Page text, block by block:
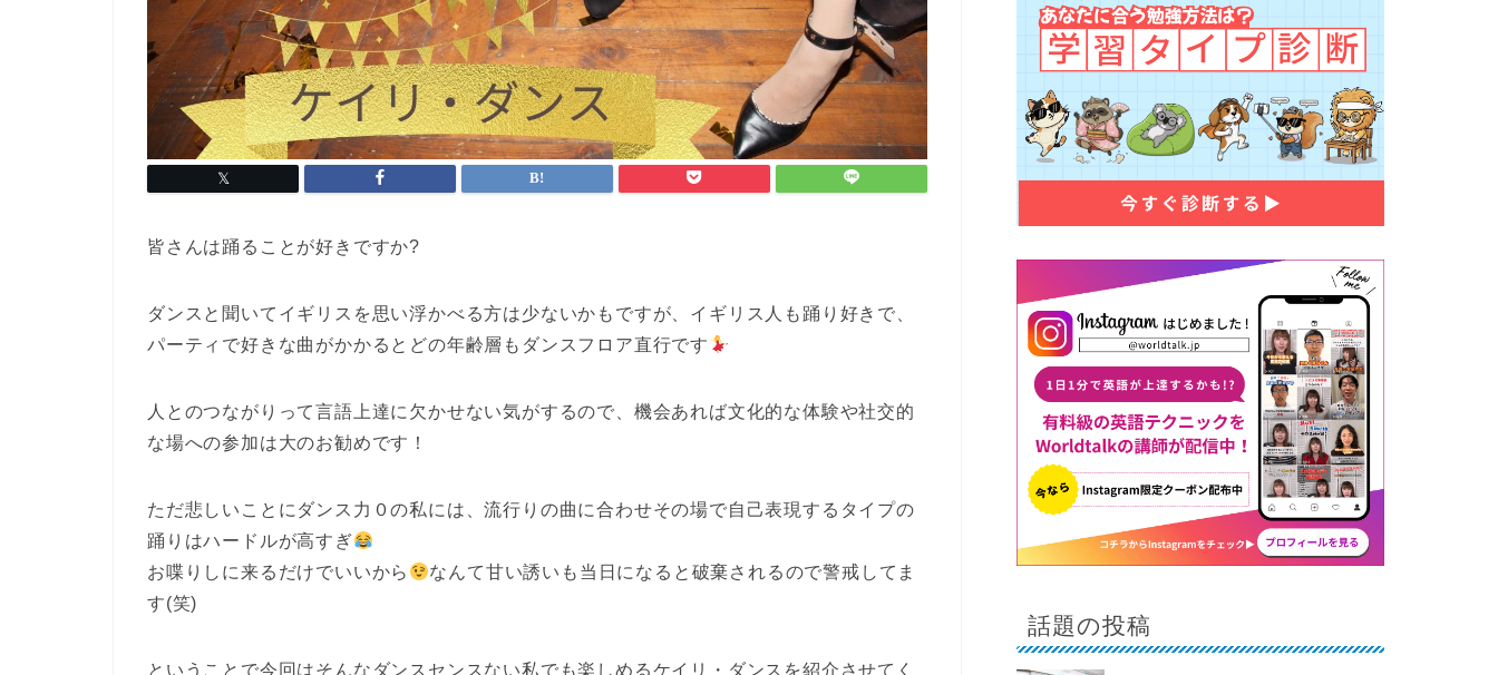
皆さんは踊ることが好きですか?
ダンスと聞いてイギリスを思い浮かべる方は少ないかもですが、イギリス人も踊り好きで、
パーティで好きな曲がかかるとどの年齢層もダンスフロア直行です
人とのつながりって言語上達に欠かせない気がするので、機会あれば文化的な体験や社交的
な場への参加は大のお勧めです！
ただ悲しいことにダンス力０の私には、流行りの曲に合わせその場で自己表現するタイプの
踊りはハードルが高すぎ
お喋りしに来るだけでいいから
なんて甘い誘いも当日になると破棄されるので警戒してま
す(笑)
ということで今回はそんなダンスセンスない私でも楽しめるケイリ・ダンスを紹介させてく
話題の投稿